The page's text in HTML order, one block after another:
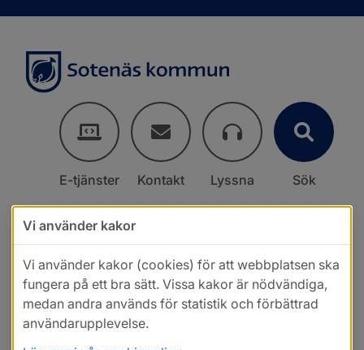
E-tjänster Kontakt Lyssna Sök
Vi använder kakor
Vi använder kakor (cookies) för att webbplatsen ska
fungera på ett bra sätt. Vissa kakor är nödvändiga,
medan andra används för statistik och förbättrad
användarupplevelse.